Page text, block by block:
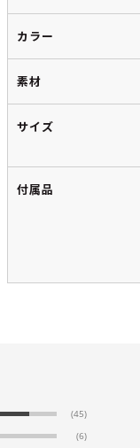
カラー
素材
サイズ
付属品
(45)
(6)